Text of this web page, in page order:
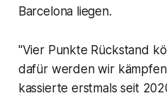
Barcelona liegen.
"Vier Punkte Rückstand
dafür werden wir
kassierte erstmals seit